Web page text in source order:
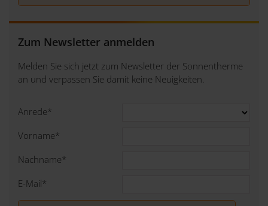
Zum Newsletter anmelden
Melden Sie sich jetzt zum Newsletter der Sonnentherme
an und verpassen Sie damit keine Neuigkeiten.
Anrede*
Vorname*
Nachname*
E-Mail*